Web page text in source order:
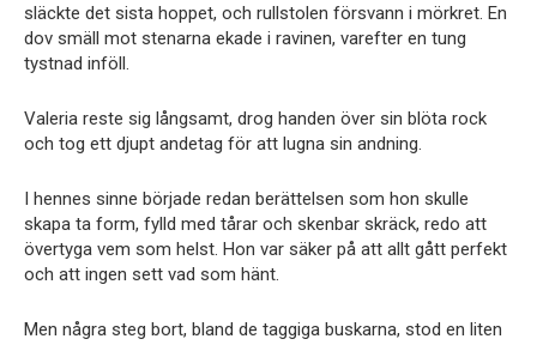
släckte det sista hoppet, och rullstolen försvann i mörkret. En
dov smäll mot stenarna ekade i ravinen, varefter en tung
tystnad inföll.
Valeria reste sig långsamt, drog handen över sin blöta rock
och tog ett djupt andetag för att lugna sin andning.
I hennes sinne började redan berättelsen som hon skulle
skapa ta form, fylld med tårar och skenbar skräck, redo att
övertyga vem som helst. Hon var säker på att allt gått perfekt
och att ingen sett vad som hänt.
Men några steg bort, bland de taggiga buskarna, stod en liten